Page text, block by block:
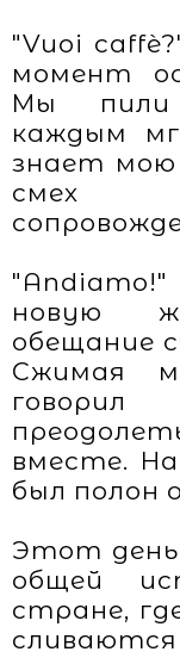
"Vuoi
момент
Мы пили
каждым
знает мою
смех
новую
обещание
Сжимая
вместе.
был полон
Этот день
общей
стране,